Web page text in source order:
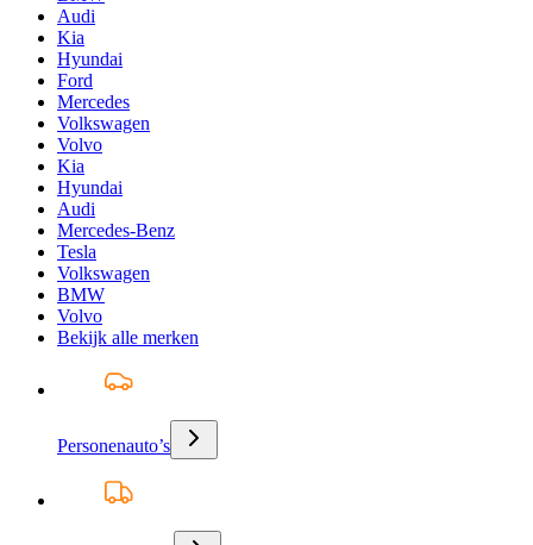
Audi
Kia
Hyundai
Ford
Mercedes
Volkswagen
Volvo
Kia
Hyundai
Audi
Mercedes-Benz
Tesla
Volkswagen
BMW
Volvo
Bekijk alle merken
Personenauto’s